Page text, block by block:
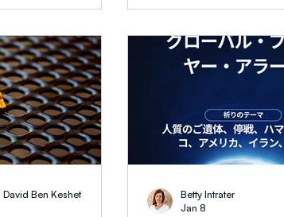
まり
一度も登場しま
書全体でこれらの
にありません。表
王室の宴が満載の
うに読めます。
も言及されませ
)という言葉は言
度も。外から見る
ラマのように読め
力闘争、眠れぬ
ると、驚くべきパター
す。終わりのように見
しば神の最大の突破口
例の一つが、アブラハ
クの物語です。創世記
ブラハムにイサクを犠
う求めます。イサクは
すると約束したその子
21:12)。人間の視点から
Ben Keshet
Betty Intrater
Jan 8